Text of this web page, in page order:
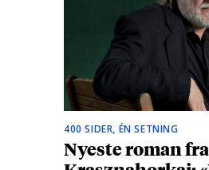
400 SIDER, ÉN SETNING
Nyeste roman